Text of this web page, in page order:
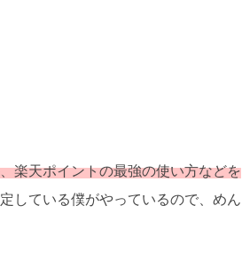
楽天ポイントの最強の使い方などを
している僕がやっているので、めん